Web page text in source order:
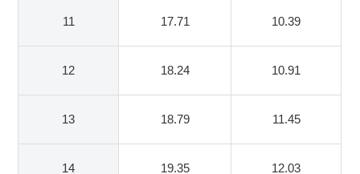
11 17.71 10.39
12 18.24 10.91
13 18.79 11.45
14 19.35 12.03